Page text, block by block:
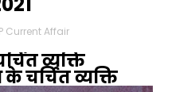
Current Affair
व्यक्ति
चर्चित व्यक्ति